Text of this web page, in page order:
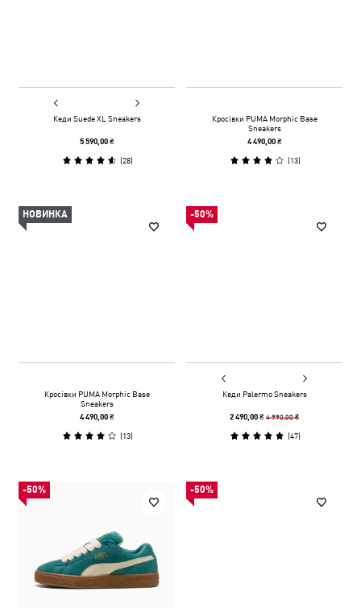
Кеди Suede XL Sneakers
5 590,00 ₴
(28)
Кросівки PUMA Morphic Base
Sneakers
4 490,00 ₴
(13)
НОВИНКА
Кросівки PUMA Morphic Base
Sneakers
4 490,00 ₴
(13)
-50%
Кеди Palermo Sneakers
2 490,00 ₴4 990,00 ₴
(47)
-50% -50%